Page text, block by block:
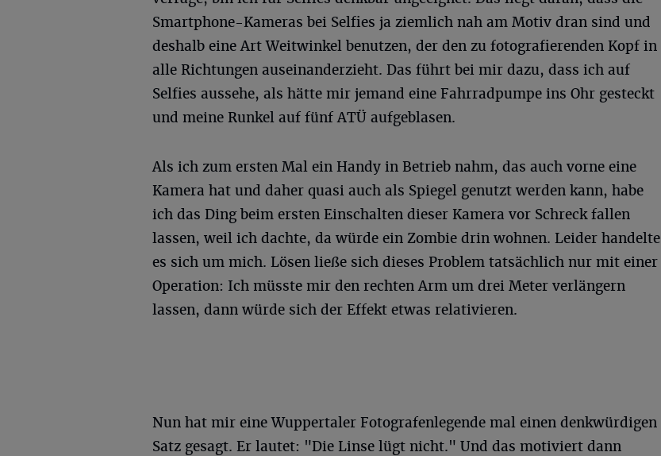
Smartphone-Kameras bei Selfies ja ziemlich nah am Motiv dran sind und
deshalb eine Art Weitwinkel benutzen, der den zu fotografierenden Kopf in
alle Richtungen auseinanderzieht. Das führt bei mir dazu, dass ich auf
Selfies aussehe, als hätte mir jemand eine Fahrradpumpe ins Ohr gesteckt
und meine Runkel auf fünf ATÜ aufgeblasen.
Als ich zum ersten Mal ein Handy in Betrieb nahm, das auch vorne eine
Kamera hat und daher quasi auch als Spiegel genutzt werden kann, habe
ich das Ding beim ersten Einschalten dieser Kamera vor Schreck fallen
lassen, weil ich dachte, da würde ein Zombie drin wohnen. Leider handelte
es sich um mich. Lösen ließe sich dieses Problem tatsächlich nur mit einer
Operation: Ich müsste mir den rechten Arm um drei Meter verlängern
lassen, dann würde sich der Effekt etwas relativieren.
Nun hat mir eine Wuppertaler Fotografenlegende mal einen denkwürdigen
Satz gesagt. Er lautet: "Die Linse lügt nicht." Und das motiviert dann